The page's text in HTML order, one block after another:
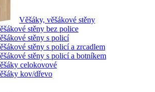
Věšáky, věšákové stěny
stěny bez police
stěny s policí
stěny s policí a zrcadlem
stěny s policí a botníkem
celokovové
kov/dřevo